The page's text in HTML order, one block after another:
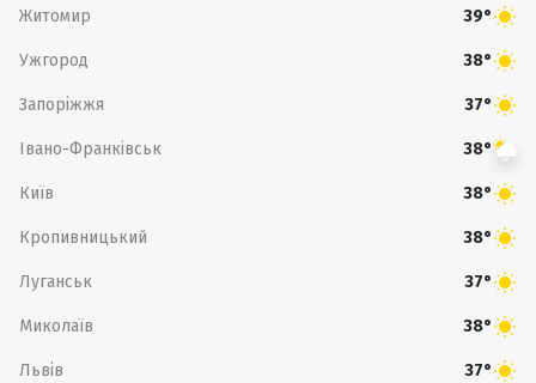
Житомир 39°
Ужгород 38°
Запоріжжя 37°
Івано-Франківськ 38°
Київ 38°
Кропивницький 38°
Луганськ 37°
Миколаїв 38°
Львів 37°